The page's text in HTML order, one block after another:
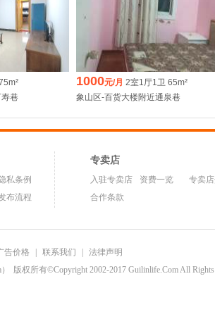
巷
1000元/月 2室1厅1卫 65m²
象山区-百货大楼附近通泉巷
隐私条例
布流程
专卖店
入驻专卖店 资费一览
专卖
合作条款
告价格 联系我们
法律声明
版权所有©Copyright 2002-2017 Guilinlife.Com All Rights